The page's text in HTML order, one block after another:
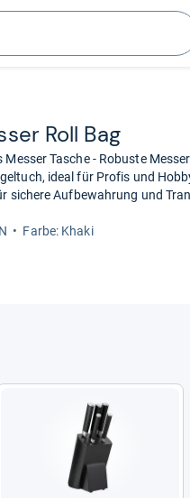
Roll Bag
Messer Tasche - Robuste
ideal für Profis und
sichere Aufbewahrung und
Farbe: Khaki